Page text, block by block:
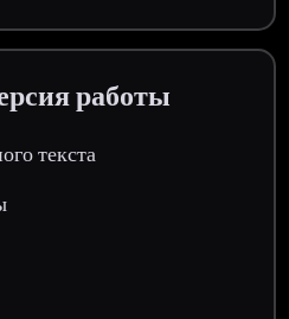
работы
текста